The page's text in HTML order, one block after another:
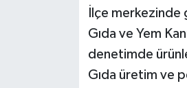
İlçe
Gıda ve Yem
denetimde
Gıda üretim ve